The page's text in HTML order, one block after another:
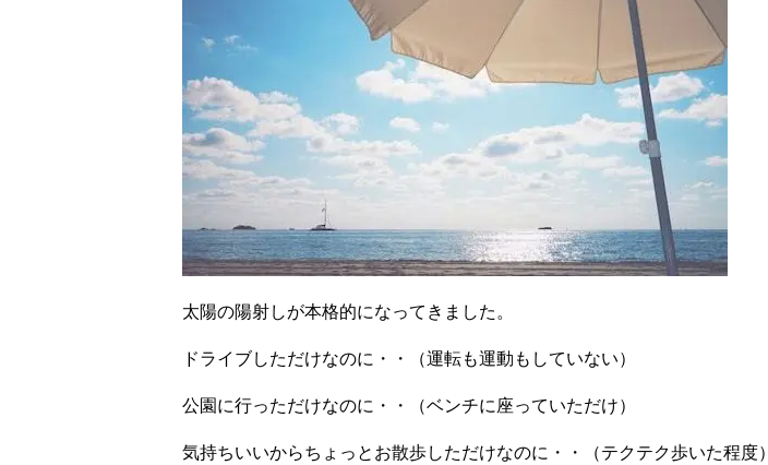
太陽の陽射しが本格的になってきました。
ドライブしただけなのに・・（運転も運動もしていない）
公園に行っただけなのに・・（ベンチに座っていただけ）
気持ちいいからちょっとお散歩しただけなのに・・（テクテク歩いた程度）